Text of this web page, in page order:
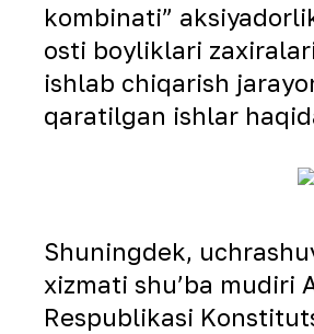
kombinati”
osti boyliklari
ishlab chiqarish
qaratilgan ishlar
Shuningdek,
xizmati shuʼba mudiri
Respublikasi